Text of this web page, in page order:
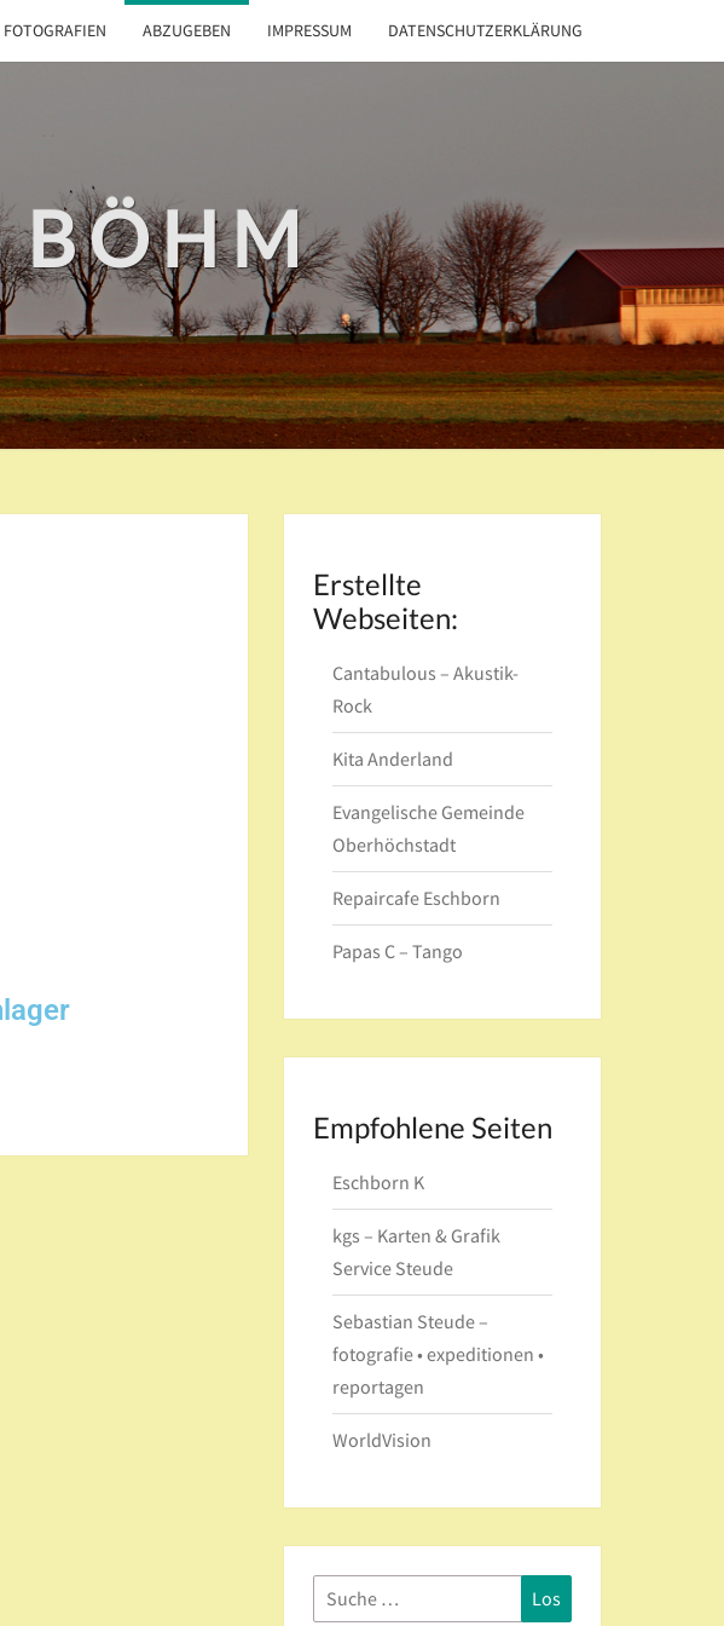
FOTOGRAFIEN ABZUGEBEN IMPRESSUM DATENSCHUTZERKLÄRUNG
BÖHM
Erstellte
Webseiten:
Cantabulous – Akustik-
Rock
Kita Anderland
Evangelische Gemeinde
Oberhöchstadt
Repaircafe Eschborn
Papas C– Tango
Empfohlene Seiten
Eschborn K
kgs – Karten & Grafik
Service Steude
Sebastian Steude –
fotografie • expeditionen •
reportagen
WorldVision